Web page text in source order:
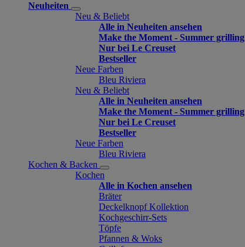
Neuheiten
Neu & Beliebt
Alle in Neuheiten ansehen
Make the Moment - Summer grilling
Nur bei Le Creuset
Bestseller
Neue Farben
Bleu Riviera
Neu & Beliebt
Alle in Neuheiten ansehen
Make the Moment - Summer grilling
Nur bei Le Creuset
Bestseller
Neue Farben
Bleu Riviera
Kochen & Backen
Kochen
Alle in Kochen ansehen
Bräter
Deckelknopf Kollektion
Kochgeschirr-Sets
Töpfe
Pfannen & Woks